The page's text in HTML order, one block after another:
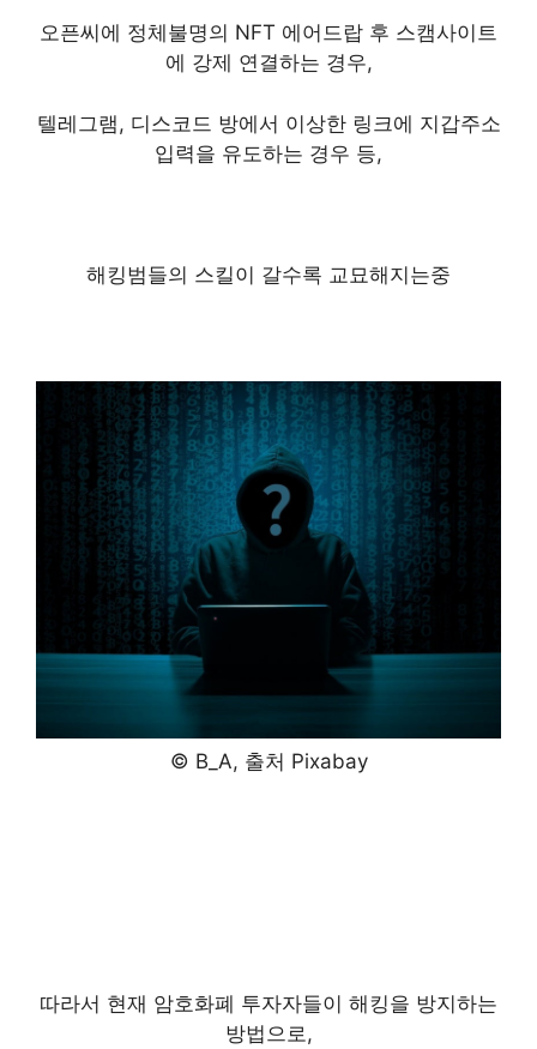
오픈씨에 정체불명의 NFT 에어드랍 후 스캠사이트
에 강제 연결하는 경우,
텔레그램, 디스코드 방에서 이상한 링크에 지갑주소
입력을 유도하는 경우 등,
해킹범들의 스킬이 갈수록 교묘해지는중
© B_A, 출처 Pixabay
따라서 현재 암호화폐 투자자들이 해킹을 방지하는
방법으로,